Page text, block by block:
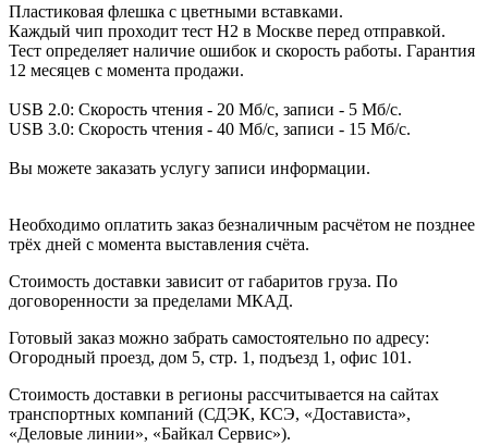
Пластиковая флешка с цветными вставками.
Каждый чип проходит тест H2 в Москве перед отправкой.
Тест определяет наличие ошибок и скорость работы. Гарантия
12 месяцев с момента продажи.
USB 2.0: Скорость чтения - 20 Мб/с, записи - 5 Мб/с.
USB 3.0: Скорость чтения - 40 Мб/с, записи - 15 Мб/с.
Вы можете заказать услугу записи информации.
Необходимо оплатить заказ безналичным расчётом не позднее
трёх дней с момента выставления счёта.
Стоимость доставки зависит от габаритов груза. По
договоренности за пределами МКАД.
Готовый заказ можно забрать самостоятельно по адресу:
Огородный проезд, дом 5, стр. 1, подъезд 1, офис 101.
Стоимость доставки в регионы рассчитывается на сайтах
транспортных компаний (СДЭК, КСЭ, «Достависта»,
«Деловые линии», «Байкал Сервис»).